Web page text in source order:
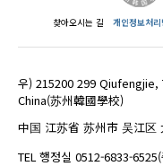
찾아오시는 길 개인정보처리
우) 215200 299
China(苏州韓國學校)
中国 江苏省 苏州市 吴江区
TEL 행정실 0512-6833-